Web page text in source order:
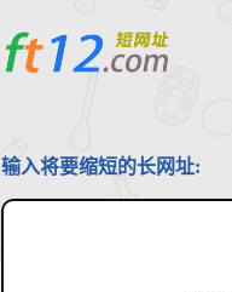
输入将要缩短的长网址: